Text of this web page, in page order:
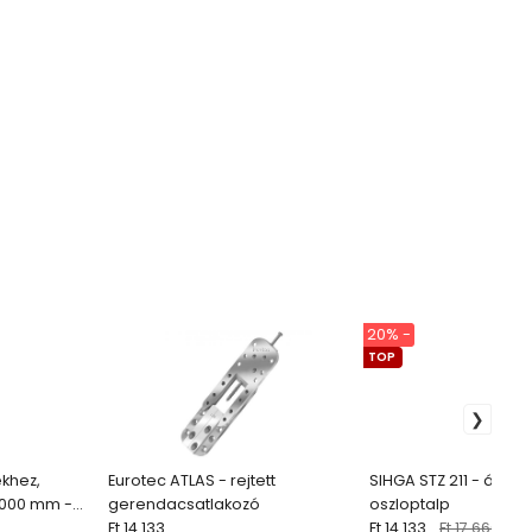
mm -
Eurotec ATLAS - rejtett
gerendacsatlakozó
SIHGA STZ 211 -
oszloptalp
TOP
20% -